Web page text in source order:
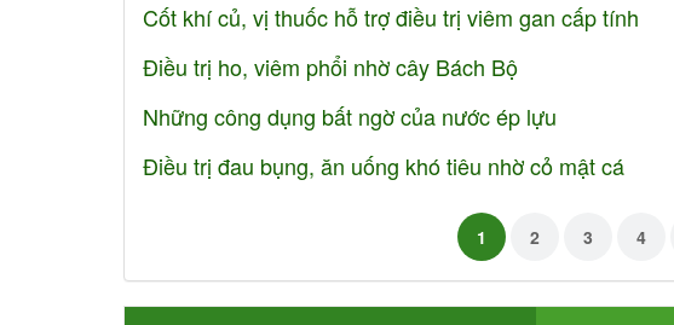
Cốt khí củ, vị thuốc hỗ trợ điều trị viêm gan cấp tính
Điều trị ho, viêm phổi nhờ cây Bách Bộ
Những công dụng bất ngờ của nước ép lựu
Điều trị đau bụng, ăn uống khó tiêu nhờ cỏ mật cá
1 2 3 4